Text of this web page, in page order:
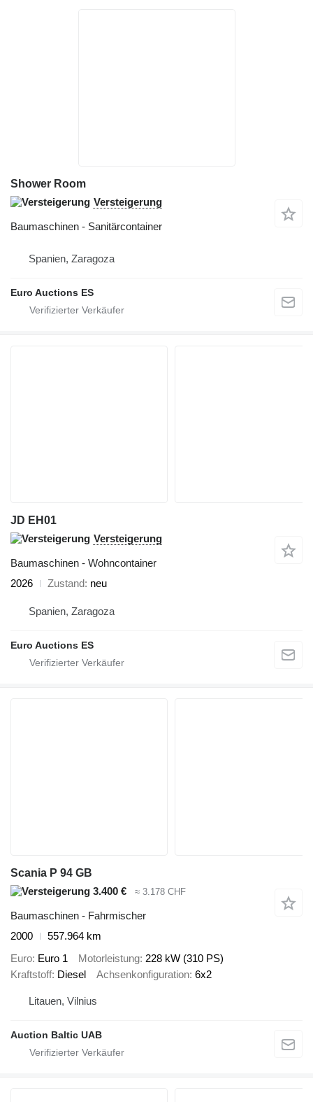
Shower Room
Versteigerung
Baumaschinen - Sanitärcontainer
Spanien, Zaragoza
Euro Auctions ES
JD EH01
Versteigerung
Baumaschinen - Wohncontainer
2026
Zustand neu
Spanien, Zaragoza
Euro Auctions ES
Scania P 94 GB
3.400 €
≈ 3.178 CHF
Baumaschinen - Fahrmischer
2000
557.964 km
Euro Euro 1 Motorleistung 228 kW (310 PS)
Kraftstoff Diesel Achsenkonfiguration 6x2
Litauen, Vilnius
Auction Baltic UAB